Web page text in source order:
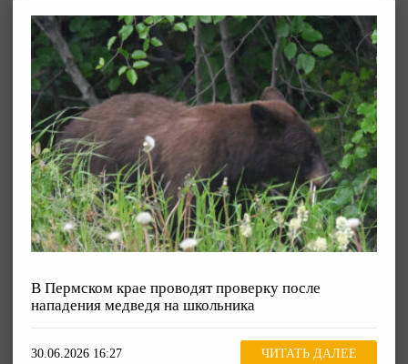
В Пермском крае проводят проверку после
нападения медведя на школьника
30.06.2026 16:27 ЧИТАТЬ ДАЛЕЕ